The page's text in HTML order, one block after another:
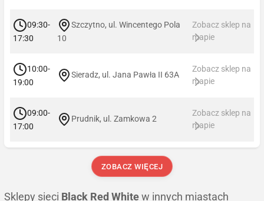
09:30-
17:30
Szczytno, ul. Wincentego Pola
10
Zobacz sklep na
mapie
10:00-
19:00
Sieradz, ul. Jana Pawła II 63A
Zobacz sklep na
mapie
09:00-
17:00
Prudnik, ul. Zamkowa 2
Zobacz sklep na
mapie
ZOBACZ WIĘCEJ
Sklepy sieci Black Red White w innych miastach